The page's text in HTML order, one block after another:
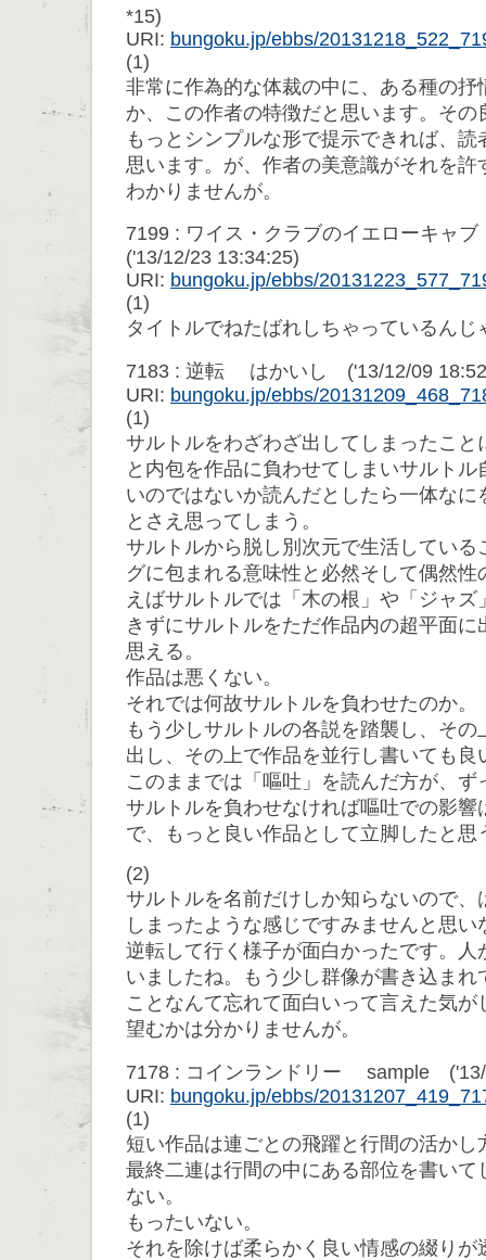
*15)
URI: bungoku.jp/ebbs/
(1)
非常に作為的な体裁の中に、ある種の抒
か、この作者の特徴だと思います。その
もっとシンプルな形で提示できれば、
思います。が、作者の美意識がそれを許
わかりませんが。
7199 : ワイス・クラブのイエローキ
('13/12/23 13:34:25)
URI: bungoku.jp/ebbs/
(1)
タイトルでねたばれしちゃっているん
7183 : 逆転 はかいし ('13/12/09
URI: bungoku.jp/ebbs/
(1)
サルトルをわざわざ出してしまったこと
と内包を作品に負わせてしまいサルト
いのではないか読んだとしたら一体なに
とさえ思ってしまう。
サルトルから脱し別次元で生活している
グに包まれる意味性と必然そして偶然
えばサルトルでは「木の根」や「ジャ
きずにサルトルをただ作品内の超平面
思える。
作品は悪くない。
それでは何故サルトルを負わせたのか。
もう少しサルトルの各説を踏襲し、そ
出し、その上で作品を並行し書いても良
このままでは「嘔吐」を読んだ方が、ず
サルトルを負わせなければ嘔吐での影響
で、もっと良い作品として立脚したと思
(2)
サルトルを名前だけしか知らないので、
しまったような感じですみませんと思
逆転して行く様子が面白かったです。人
いましたね。もう少し群像が書き込まれ
ことなんて忘れて面白いって言えた気
望むかは分かりませんが。
7178 : コインランドリー sample ('13/
URI: bungoku.jp/ebbs/
(1)
短い作品は連ごとの飛躍と行間の活かし
最終二連は行間の中にある部位を書いて
ない。
もったいない。
それを除けば柔らかく良い情感の綴りが